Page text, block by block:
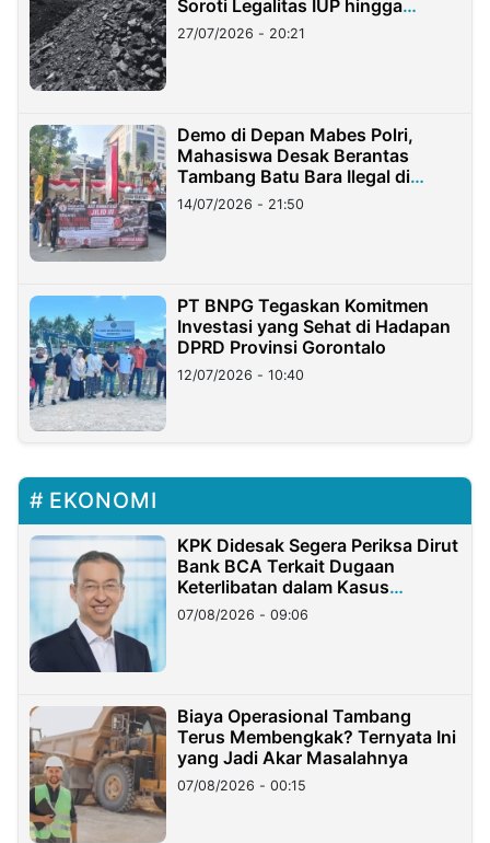
Soroti Legalitas IUP hingga
Stockpile
27/07/2026 - 20:21
Demo di Depan Mabes Polri,
Mahasiswa Desak Berantas
Tambang Batu Bara Ilegal di
Lampung
14/07/2026 - 21:50
PT BNPG Tegaskan Komitmen
Investasi yang Sehat di Hadapan
DPRD Provinsi Gorontalo
12/07/2026 - 10:40
EKONOMI
KPK Didesak Segera Periksa Dirut
Bank BCA Terkait Dugaan
Keterlibatan dalam Kasus
Hilangnya Dana Nasabah Rp2,58
Miliar
07/08/2026 - 09:06
Biaya Operasional Tambang
Terus Membengkak? Ternyata Ini
yang Jadi Akar Masalahnya
07/08/2026 - 00:15